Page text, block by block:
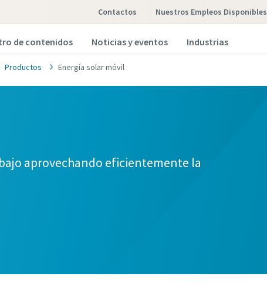
Contactos Nuestros Empleos Disponibles
de contenidos Noticias y eventos Industrias
Productos Energía solar móvil
aprovechando eficientemente la